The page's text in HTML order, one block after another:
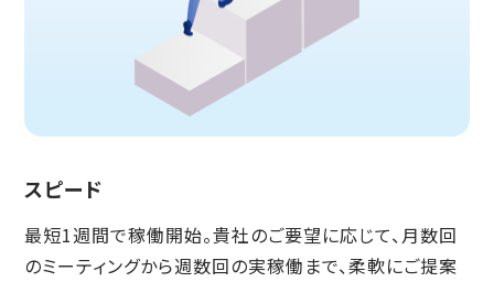
スピード
最短1週間で稼働開始。貴社のご要望に応じて、月数回
のミーティングから週数回の実稼働まで、柔軟にご提案